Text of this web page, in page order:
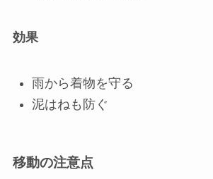
効果
雨から着物を守る
泥はねも防ぐ
移動の注意点